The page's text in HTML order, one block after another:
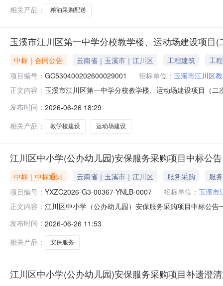
相关产品：
粮油采购配送
玉溪市江川区第一中学分校教学楼、运动场建设项目(
中标｜合同公告 云南省｜玉溪市｜江川区 工程建筑
工程
项目编号： GC530400202600029001 招标单位： 玉溪市江川区
正文内容： 玉溪市江川区第一中学分校教学楼、运动场建设项目（
开招标评标方式：电子评标中标人：贵州省公路工程集
发布时间： 2026-06-26 18:29
相关产品：
教学楼建设 运动场建设
江川区中小学(公办幼儿园)安保服务采购项目中标公告
中标｜中标通知 云南省｜玉溪市｜江川区 服务采购
服务
项目编号： YXZC2026-G3-00367-YNLB-0007 招标单位： 玉溪市
正文内容： 江川区中小学（公办幼儿园）安保服务采购项目中标公
价：7581600（元）98.8四、主要标的信息0}">服务类主
江川区
发布时间： 2026-06-26 11:53
相关产品：
安保服务
江川区中小学(公办幼儿园)安保服务采购项目补遗澄